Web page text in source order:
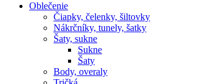
Oblečenie
Čiapky, čelenky, šiltovky
Nákrčníky, tunely, šatky
Šaty, sukne
Sukne
Šaty
Body, overaly